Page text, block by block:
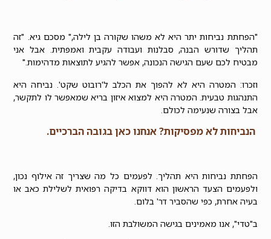
"הפחתת נביחות יתר היא לא משהו שקורה בן לילה," מסכם גיא. "זה
תהליך שדורש הבנה, סבלנות ועבודה עקבית ואמפתית. אבל אני
מבטיח לכם שעם הגישה הנכונה, אפשר להגיע לתוצאות מדהימות."
וזכרו: המטרה היא לא להפוך את הכלב ל'רובוט שקט'. נביחה היא
התנהגות טבעית. המטרה היא למצוא איזון בריא שמאפשר לו לתקשר,
אבל בצורה שנעימה לכולם.
הנביחות לא מפסיקות? אנחנו כאן בגובה הברכיים.
הפחתת נביחות היא תהליך. לפעמים כל מה שצריך זה אילוף נכון,
ולפעמים הצעד הראשון הוא דווקא בדיקה רפואית לשלילת כאב או
בעיה אחרת, כפי שהסביר דר' בלום.
ב"טדי", אנו מאמינים בגישה המשולבת הזו.